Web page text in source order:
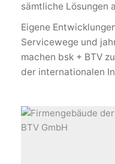
sämtliche Lösungen
Eigene
Servicewege und
machen bsk + BTV
der internationalen